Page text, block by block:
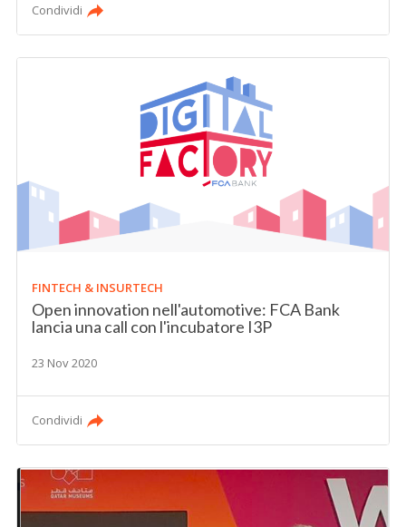
Condividi
FINTECH & INSURTECH
Open innovation nell'automotive: FCA Bank
lancia una call con l'incubatore I3P
23 Nov 2020
Condividi